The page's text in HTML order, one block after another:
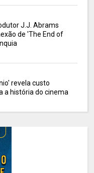
J.J. Abrams
de 'The End of
revela custo
a história do cinema